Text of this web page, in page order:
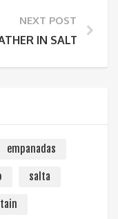
NEXT POST
IN SALTA
empanadas
salta